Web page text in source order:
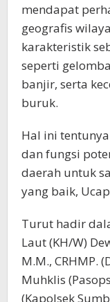
mendapat
geografis
karakteristik
seperti
banjir, serta
buruk.
Hal ini
dan fungsi
daerah untuk
yang baik,
Turut hadir
Laut (KH/W)
M.M., CRHMP.
Muhklis
(Kapolsek